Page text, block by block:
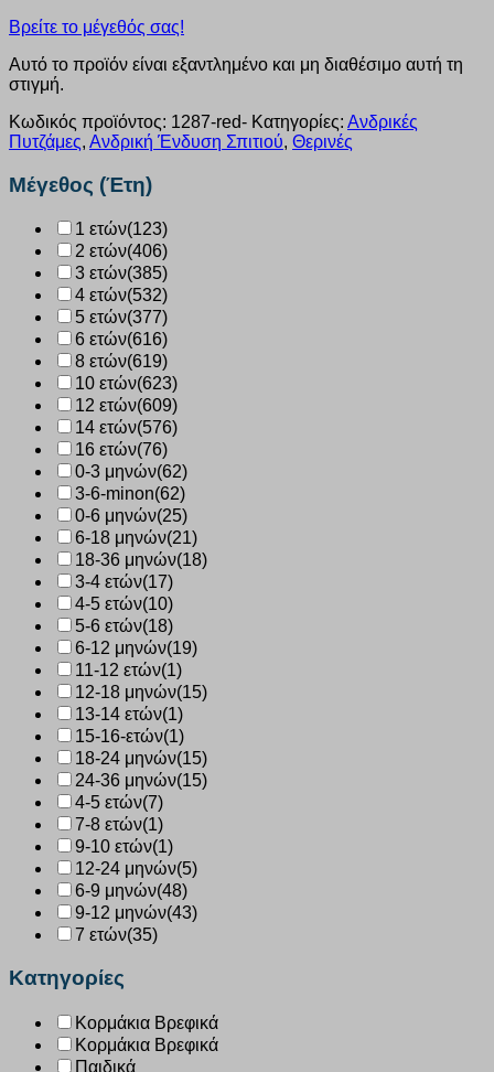
Βρείτε το μέγεθός σας!
Αυτό το προϊόν είναι εξαντλημένο και μη διαθέσιμο αυτή τη
στιγμή.
Κωδικός προϊόντος: 1287-red- Κατηγορίες: Ανδρικές
Πυτζάμες, Ανδρική Ένδυση Σπιτιού, Θερινές
Μέγεθος (Έτη)
1 ετών(123)
2 ετών(406)
3 ετών(385)
4 ετών(532)
5 ετών(377)
6 ετών(616)
8 ετών(619)
10 ετών(623)
12 ετών(609)
14 ετών(576)
16 ετών(76)
0-3 μηνών(62)
3-6-minon(62)
0-6 μηνών(25)
6-18 μηνών(21)
18-36 μηνών(18)
3-4 ετών(17)
4-5 ετών(10)
5-6 ετών(18)
6-12 μηνών(19)
11-12 ετών(1)
12-18 μηνών(15)
13-14 ετών(1)
15-16-ετών(1)
18-24 μηνών(15)
24-36 μηνών(15)
4-5 ετών(7)
7-8 ετών(1)
9-10 ετών(1)
12-24 μηνών(5)
6-9 μηνών(48)
9-12 μηνών(43)
7 ετών(35)
Κατηγορίες
Κορμάκια Βρεφικά
Κορμάκια Βρεφικά
Παιδικά